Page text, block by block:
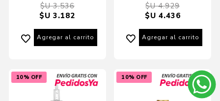
$U 3.536
$U 3.182
Agregar al carrito
$U 4.929
$U 4.436
Agregar al carrito
10% OFF 10% OFF